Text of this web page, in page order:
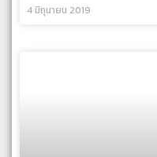
4 มิถุนายน 2019